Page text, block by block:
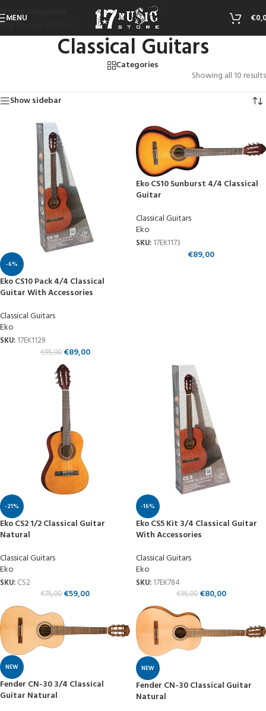
Skip to navigation
Skip to main content
MENU €
Classical Guitars
Categories
Showing all 10 results
Show sidebar
-6%
Eko CS10 Pack 4/4 Classical
Guitar With Accessories
Classical Guitars
Eko
SKU: 17EK1129
€95,00 €89,00
Eko CS10 Sunburst 4/4 Classical
Guitar
Classical Guitars
Eko
SKU: 17EK1173
€89,00
-21%
Eko CS2 1/2 Classical Guitar
Natural
Classical Guitars
Eko
SKU: CS2
€75,00 €59,00
-16%
Eko CS5 Kit 3/4 Classical Guitar
With Accessories
Classical Guitars
Eko
SKU: 17EK784
€95,00 €80,00
NEW
Fender CN-30 3/4 Classical
Guitar Natural
NEW
Fender CN-30 Classical Guitar
Natural